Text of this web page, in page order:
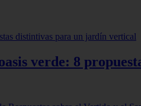
verde: 8